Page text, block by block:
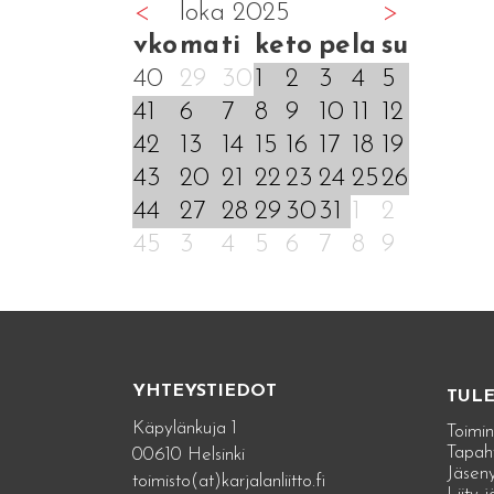
< loka 2025
>
vko ma ti keto pela su
40
29 30 1 2 3 4
5
41
6 7 8 9 10 11
12
42
13 14 15 16 17 18 19
43
20 21 22 23 24 2526
44
27 28 29 30 31 1
2
45
3 4 5 6 7 8 9
YHTEYSTIEDOT
Käpylänkuja 1
00610 Helsinki
toimisto(at)karjalanliitto.fi